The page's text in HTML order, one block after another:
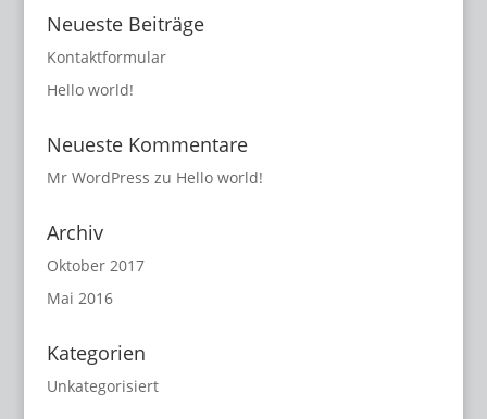
Neueste Beiträge
Kontaktformular
Hello world!
Neueste Kommentare
Mr WordPress zu Hello world!
Archiv
Oktober 2017
Mai 2016
Kategorien
Unkategorisiert